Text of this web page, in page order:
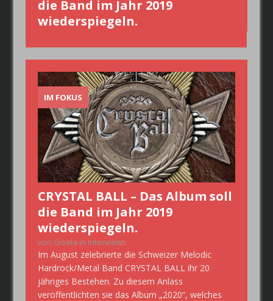
die Band im Jahr 2019
wiederspiegeln.
IM FOKUS
CRYSTAL BALL – Das Album soll
die Band im Jahr 2019
wiederspiegeln.
von Gisela in Interviews
Im August zelebrierte die Schweizer Melodic
Hardrock/Metal Band CRYSTAL BALL ihr 20
jähriges Bestehen. Zu diesem Anlass
veröffentlichten sie das Album „2020“, welches